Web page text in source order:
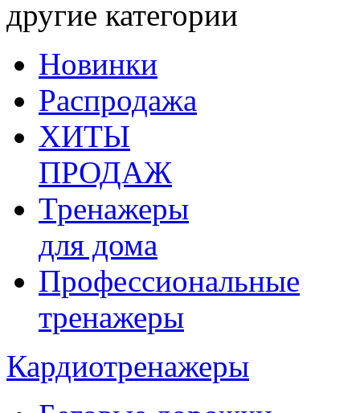
другие категории
Новинки
Распродажа
ХИТЫ
ПРОДАЖ
Тренажеры
для дома
Профессиональные
тренажеры
Кардиотренажеры